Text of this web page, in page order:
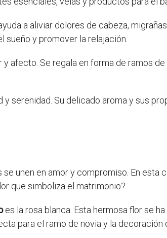
a aliviar dolores de cabeza,
sueño y promover la relajación.
afecto. Se regala en forma de ramos
y serenidad. Su delicado aroma y sus
unen en amor y compromiso. En esta
que simboliza el matrimonio?
es la rosa blanca. Esta hermosa flor se
para el ramo de novia y la